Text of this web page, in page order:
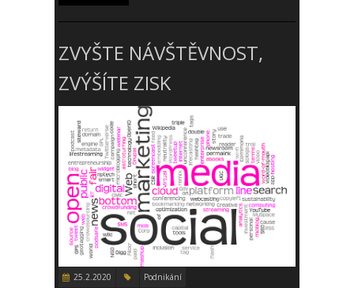
ZVYŠTE NÁVŠTĚVNOST,
ZVÝŠÍTE ZISK
25.2.2020 Podnikání